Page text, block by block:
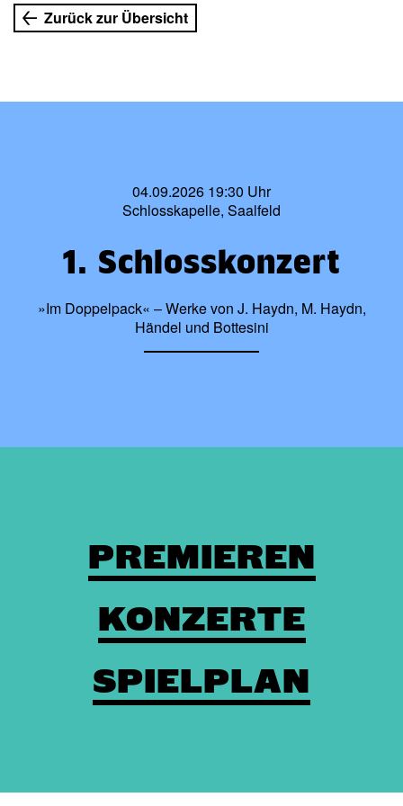
Zurück zur Übersicht
04.09.2026 19:30 Uhr
Schlosskapelle, Saalfeld
1. Schlosskonzert
»Im Doppelpack« – Werke von J. Haydn, M. Haydn,
Händel und Bottesini
PREMIEREN
KONZERTE
SPIELPLAN